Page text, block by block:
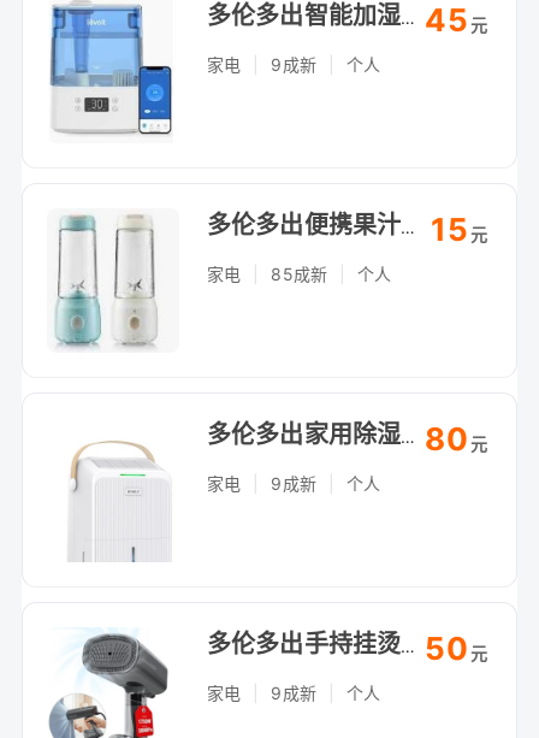
多伦多出智能加湿器，大容量静音，自提（Arthur Bonner Ave）
家电 9成新 个人
45元
多伦多出便携果汁机，鲜榨随行杯，自提（Arthur Bonner Ave）
家电 85成新 个人
15元
多伦多出家用除湿机，防潮防霉地下室必备，自提
家电 9成新 个人
80元
多伦多出手持挂烫机，便携快速除皱，自提
家电 9成新 个人
50元